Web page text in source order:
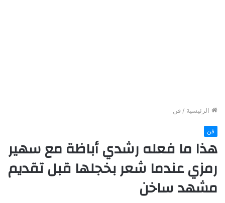
الرئيسية / فن
فن
هذا ما فعله رشدي أباظة مع سهير
رمزي عندما شعر بخجلها قبل تقديم
مشهد ساخن